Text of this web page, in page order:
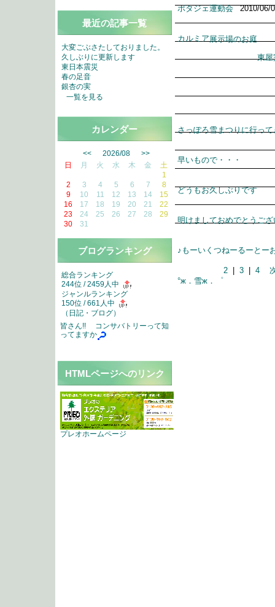
ポタジェ運動会 2010/06/
カルミア展示場のお庭
東屋
さっぽろ雪まつりに行っ
早いもので・・・
どうもお久しぶりです
明けましておめでとうご
♪もーいくつねーるーとー
°ж．雪ж．゜
2| 3| 4
最近の記事一覧
大変ごぶさたしておりました。
久しぶりに更新します
東日本震災
春の足音
銀杏の実
一覧を見る
カレンダー
<<2026/08 >>
日
月 火 水 木 金
土
1
2
3 4 5 6 7
8
9
10 11 12 13 14
15
16
17 18 19 20 21
22
23
24 25 26 27 28
29
30
31
ブログランキング
総合ランキング
244位 / 2459人中
ジャンルランキング
150位 / 661人中
（ 日記・ブログ）
皆さん!! コンサバトリーって知
ってますか
HTMLページへのリンク
プレオホームページ